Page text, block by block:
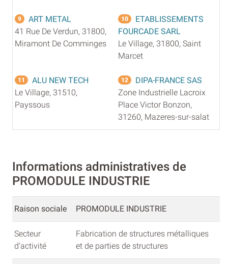
9
ART METAL
41 Rue De Verdun, 31800,
Miramont De Comminges
10
ETABLISSEMENTS
FOURCADE SARL
Le Village, 31800, Saint
Marcet
11
ALU NEW TECH
Le Village, 31510,
Payssous
12
DIPA-FRANCE SAS
Zone Industrielle Lacroix
Place Victor Bonzon,
31260, Mazeres-sur-salat
Informations administratives de
PROMODULE INDUSTRIE
Raison sociale PROMODULE INDUSTRIE
Secteur
d'activité
Fabrication de structures métalliques
et de parties de structures